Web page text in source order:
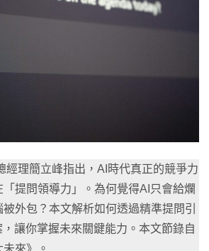
經理簡立峰指出，AI時代真正的競爭力
提問領導力」。為何覺得AI只會給爛
外包？本文解析如何透過精準提問引
讓你掌握未來關鍵能力。本文節錄自
未來》。